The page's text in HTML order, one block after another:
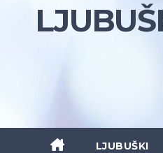
LJUBUŠKI